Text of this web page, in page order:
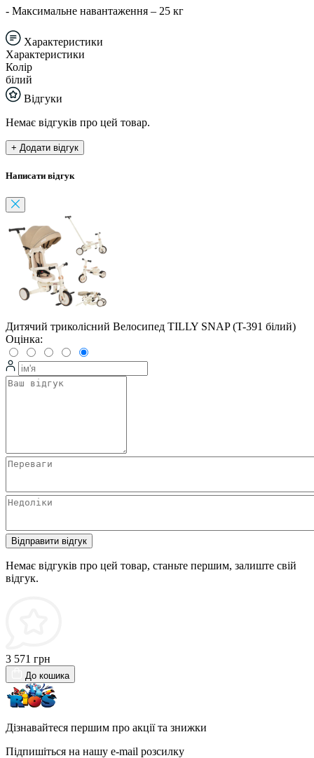
- Максимальне навантаження – 25 кг
Характеристики
Характеристики
Колір
білий
Відгуки
Немає відгуків про цей товар.
+ Додати відгук
Написати відгук
Дитячий триколісний Велосипед TILLY SNAP (T-391 білий)
Оцінка:
Відправити відгук
Немає відгуків про цей товар, станьте першим, залиште свій
відгук.
3 571 грн
До кошика
Дізнавайтеся першим про акції та знижки
Підпишіться на нашу e-mail розсилку